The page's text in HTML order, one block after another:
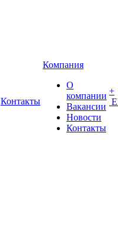
Контакты
Компания
О
компании
Вакансии
Новости
Контакты
+